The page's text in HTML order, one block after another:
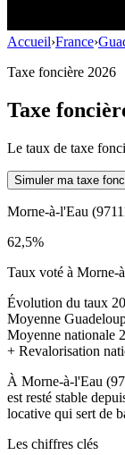
Accueil›France›
Taxe foncière 2026
Taxe
Le taux de taxe
Simuler ma taxe
Morne-à-l'Eau
62,5%
Taux voté à Morne-
Évolution du taux
Moyenne
Moyenne nationale
+ Revalorisation
À Morne-à-l'Eau
est resté stable
locative qui sert de
Les chiffres clés